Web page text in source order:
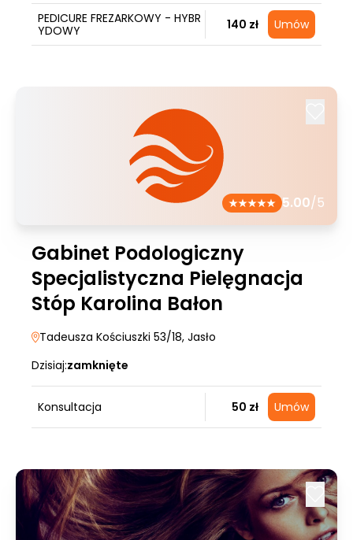
PEDICURE FREZARKOWY - HYBR
YDOWY
140 zł Umów
5.00/5
Gabinet Podologiczny
Specjalistyczna Pielęgnacja
Stóp Karolina Bałon
Tadeusza Kościuszki 53/18, Jasło
Dzisiaj:zamknięte
Konsultacja 50 zł Umów